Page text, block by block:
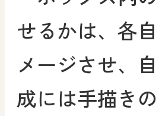
せるかは、各
メージさせ、
成には手描き